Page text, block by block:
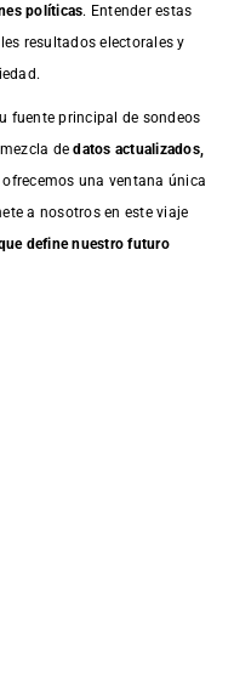
políticas. Entender estas
resultados electorales y
fuente principal de sondeos
dedatos actualizados,
ofrecemos una ventana única
a nosotros en este viaje
define nuestro futuro